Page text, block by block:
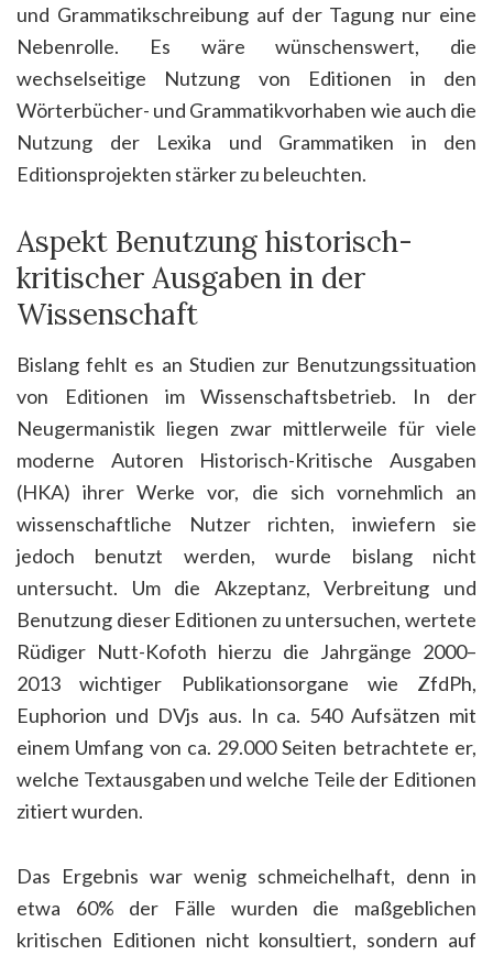
und Grammatikschreibung auf der Tagung nur eine
Nebenrolle. Es wäre wünschenswert, die
wechselseitige Nutzung von Editionen in den
Wörterbücher- und Grammatikvorhaben wie auch die
Nutzung der Lexika und Grammatiken in den
Editionsprojekten stärker zu beleuchten.
Aspekt Benutzung historisch-
kritischer Ausgaben in der
Wissenschaft
Bislang fehlt es an Studien zur Benutzungssituation
von Editionen im Wissenschaftsbetrieb. In der
Neugermanistik liegen zwar mittlerweile für viele
moderne Autoren Historisch-Kritische Ausgaben
(HKA) ihrer Werke vor, die sich vornehmlich an
wissenschaftliche Nutzer richten, inwiefern sie
jedoch benutzt werden, wurde bislang nicht
untersucht. Um die Akzeptanz, Verbreitung und
Benutzung dieser Editionen zu untersuchen, wertete
Rüdiger Nutt-Kofoth hierzu die Jahrgänge 2000–
2013 wichtiger Publikationsorgane wie ZfdPh,
Euphorion und DVjs aus. In ca. 540 Aufsätzen mit
einem Umfang von ca. 29.000 Seiten betrachtete er,
welche Textausgaben und welche Teile der Editionen
zitiert wurden.
Das Ergebnis war wenig schmeichelhaft, denn in
etwa 60% der Fälle wurden die maßgeblichen
kritischen Editionen nicht konsultiert, sondern auf